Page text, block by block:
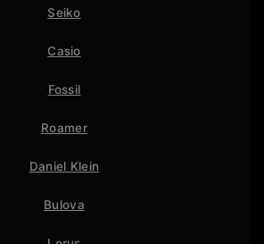
Seiko
Casio
Fossil
Roamer
Daniel Klein
Bulova